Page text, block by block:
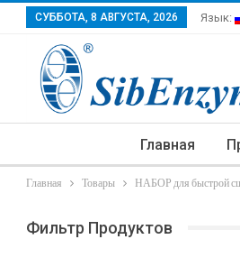
СУББОТА, 8 АВГУСТА, 2026 Язык:
Главная
Главная Товары НАБОР для быстрой
Фильтр Продуктов